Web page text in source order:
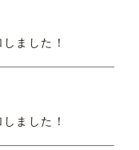
ました！
ました！